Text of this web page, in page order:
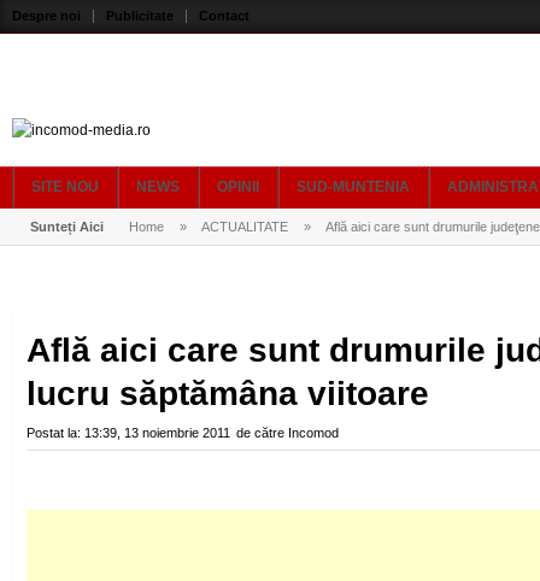
Despre noi Publicitate Contact
SITE NOU NEWS OPINII SUD-MUNTENIA
Sunteți Aici Home » ACTUALITATE » Află aici care sunt drumurile
Află aici care sunt drumurile
lucru săptămâna viitoare
Postat la: 13:39, 13 noiembrie 2011 de către Incomod